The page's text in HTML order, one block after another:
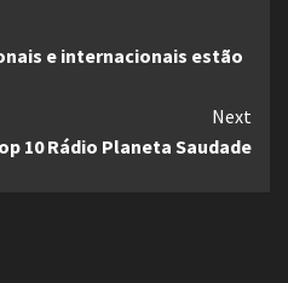
e internacionais estão
Next
10 Rádio Planeta Saudade